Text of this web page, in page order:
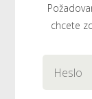
chcete